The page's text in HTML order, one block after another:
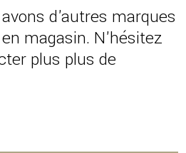
d'autres marques
magasin. N'hésitez
plus plus de